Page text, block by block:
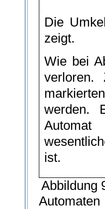
Die
zeigt.
Wie bei
werden.
Automat
ist.
Abbildung
Automaten